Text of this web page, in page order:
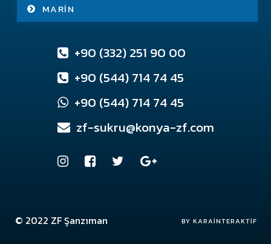
MARIN
+90 (332) 251 90 00
+90 (544) 714 74 45
+90 (544) 714 74 45
zf-sukru@konya-zf.com
© 2022 ZF Şanzıman Konya Web Tasarım